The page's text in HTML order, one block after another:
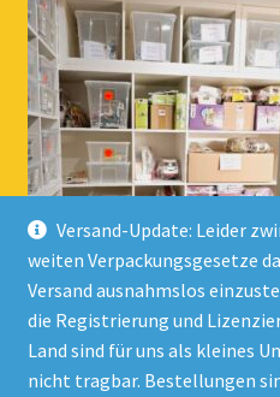
Versand-Update: Leider
weiten Verpackungsgesetze
Versand ausnahmslos
die Registrierung und
Land sind für uns als kleines
nicht tragbar. Bestellungen